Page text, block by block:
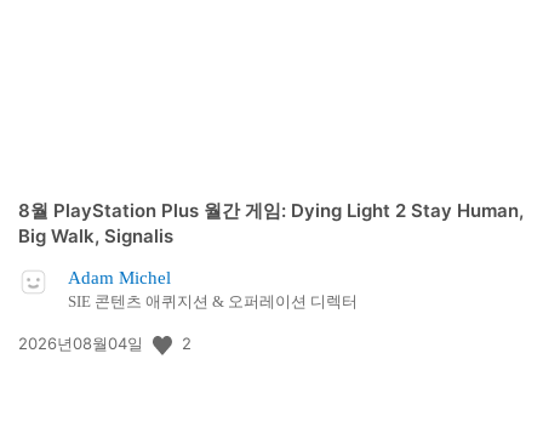
8월 PlayStation Plus 월간 게임: Dying Light 2 Stay Human,
Big Walk, Signalis
Adam Michel
SIE 콘텐츠 애퀴지션 & 오퍼레이션 디렉터
공
2026년08월04일 2